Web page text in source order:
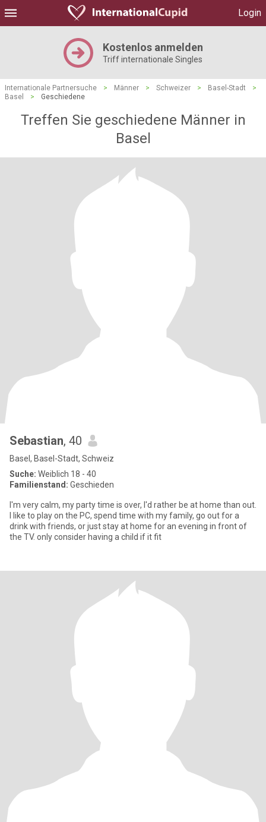
Login
Kostenlos anmelden
Triff internationale Singles
Internationale Partnersuche > Männer > Schweizer > Basel-Stadt
>
Basel
> Geschiedene
Treffen Sie geschiedene Männer in
Basel
Sebastian, 40
Basel, Basel-Stadt, Schweiz
Suche: Weiblich 18 - 40
Familienstand: Geschieden
I'm very calm, my party time is over, I'd rather be at home than out.
I like to play on the PC, spend time with my family, go out for a
drink with friends, or just stay at home for an evening in front of
the TV. only consider having a child if it fit